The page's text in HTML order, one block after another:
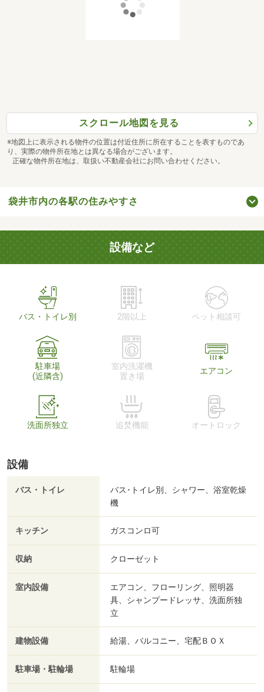
スクロール地図を見る
※地図上に表示される物件の位置は付近住所に所在することを表すものであ
り、実際の物件所在地とは異なる場合がございます。
正確な物件所在地は、取扱い不動産会社にお問い合わせください。
袋井市内の各駅の住みやすさ
設備など
バス・トイレ別 2階以上 ペット相談可
駐車場
(近隣含)
室内洗濯機
置き場
エアコン
洗面所独立 追焚機能 オートロック
設備
バス・トイレ
バス･トイレ別、シャワー、浴室乾燥
機
キッチン ガスコンロ可
収納 クローゼット
室内設備
エアコン、フローリング、照明器
具、シャンプードレッサ、洗面所独
立
建物設備 給湯、バルコニー、宅配ＢＯＸ
駐車場・駐輪場 駐輪場